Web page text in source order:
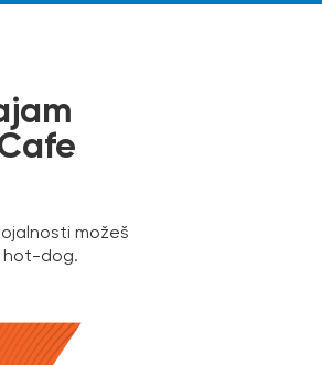
možeš
hot-dog.